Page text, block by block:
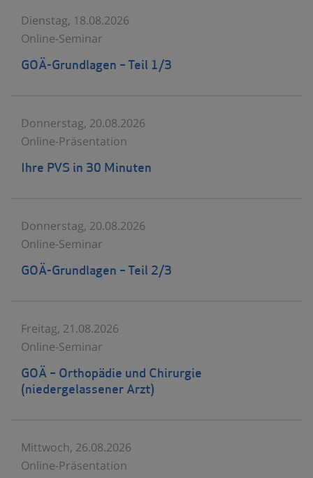
Dienstag, 18.08.2026
Online-Seminar
GOÄ-Grundlagen – Teil 1/3
Donnerstag, 20.08.2026
Online-Präsentation
Ihre PVS in 30 Minuten
Donnerstag, 20.08.2026
Online-Seminar
GOÄ-Grundlagen – Teil 2/3
Freitag, 21.08.2026
Online-Seminar
GOÄ – Orthopädie und Chirurgie
(niedergelassener Arzt)
Mittwoch, 26.08.2026
Online-Präsentation